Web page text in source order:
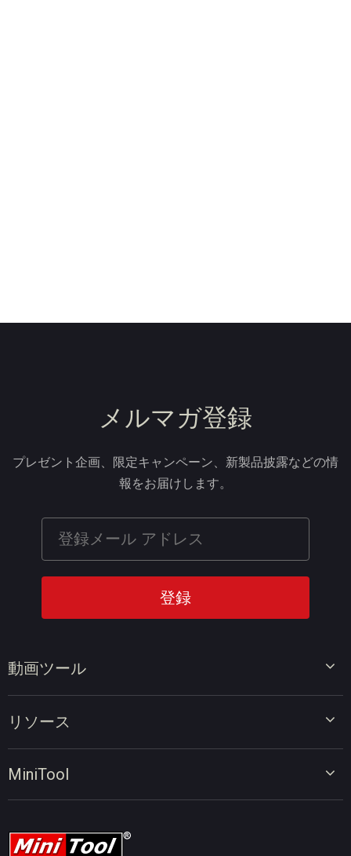
動画ツール
ビデオコンバーター
リソース
動画圧縮のヒント
MiniTool
メルマガ登録
プレゼント企画、限定キャンペーン、新製品披露などの情
報をお届けします。